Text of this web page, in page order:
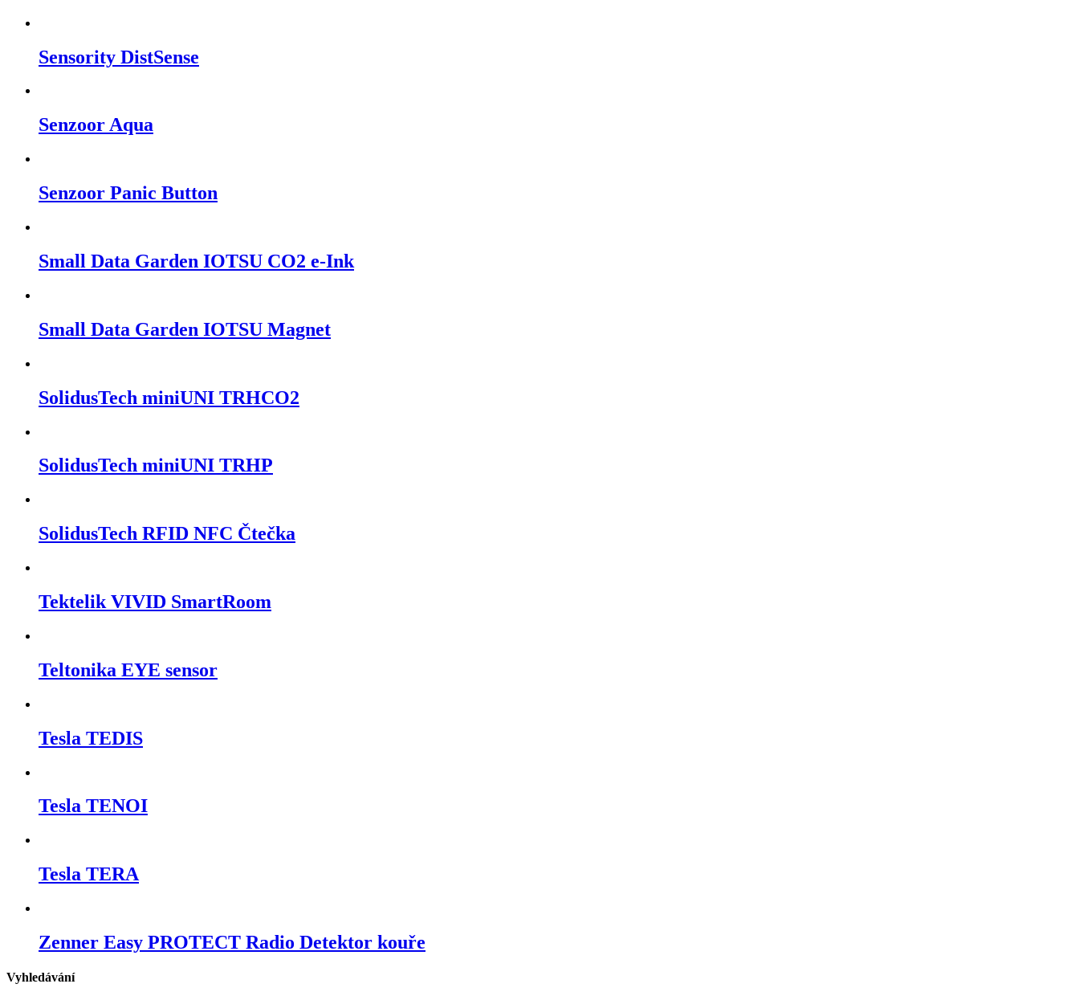
Sensority DistSense
Senzoor Aqua
Senzoor Panic Button
Small Data Garden IOTSU CO2 e-Ink
Small Data Garden IOTSU Magnet
SolidusTech miniUNI TRHCO2
SolidusTech miniUNI TRHP
SolidusTech RFID NFC Čtečka
Tektelik VIVID SmartRoom
Teltonika EYE sensor
Tesla TEDIS
Tesla TENOI
Tesla TERA
Zenner Easy PROTECT Radio Detektor kouře
Vyhledávání